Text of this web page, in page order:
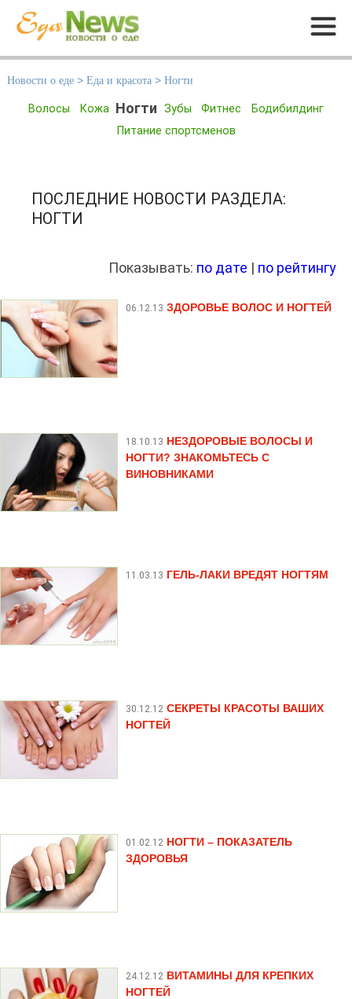
Меню
Новости о еде > Еда и красота > Ногти
Волосы Кожа Ногти Зубы Фитнес
Бодибилдинг
Питание спортсменов
ПОСЛЕДНИЕ НОВОСТИ РАЗДЕЛА:
НОГТИ
Показывать: по дате | по рейтингу
06.12.13 ЗДОРОВЬЕ ВОЛОС И НОГТЕЙ
18.10.13 НЕЗДОРОВЫЕ ВОЛОСЫ И
НОГТИ? ЗНАКОМЬТЕСЬ С
ВИНОВНИКАМИ
11.03.13 ГЕЛЬ-ЛАКИ ВРЕДЯТ НОГТЯМ
30.12.12 СЕКРЕТЫ КРАСОТЫ ВАШИХ
НОГТЕЙ
01.02.12 НОГТИ – ПОКАЗАТЕЛЬ
ЗДОРОВЬЯ
24.12.12 ВИТАМИНЫ ДЛЯ КРЕПКИХ
НОГТЕЙ